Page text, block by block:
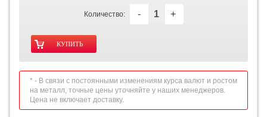
Количество: - +
* - В связи с постоянными изменениям курса валют и ростом
на металл, точные цены уточняйте у наших менеджеров.
Цена не включает доставку.